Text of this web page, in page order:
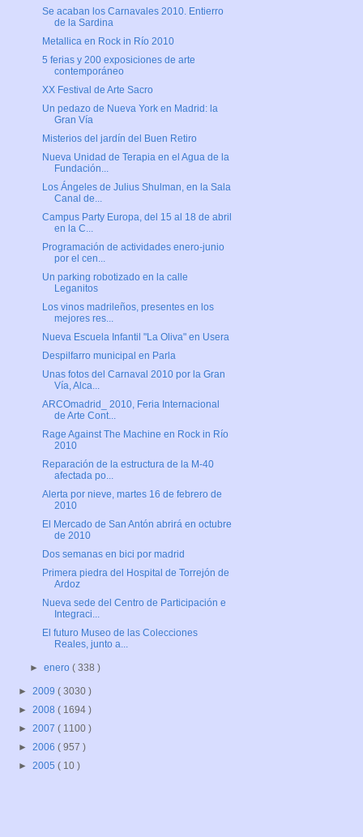
Se acaban los Carnavales 2010. Entierro
de la Sardina
Metallica en Rock in Río 2010
5 ferias y 200 exposiciones de arte
contemporáneo
XX Festival de Arte Sacro
Un pedazo de Nueva York en Madrid: la
Gran Vía
Misterios del jardín del Buen Retiro
Nueva Unidad de Terapia en el Agua de la
Fundación...
Los Ángeles de Julius Shulman, en la Sala
Canal de...
Campus Party Europa, del 15 al 18 de abril
en la C...
Programación de actividades enero-junio
por el cen...
Un parking robotizado en la calle
Leganitos
Los vinos madrileños, presentes en los
mejores res...
Nueva Escuela Infantil "La Oliva" en Usera
Despilfarro municipal en Parla
Unas fotos del Carnaval 2010 por la Gran
Vía, Alca...
ARCOmadrid_ 2010, Feria Internacional
de Arte Cont...
Rage Against The Machine en Rock in Río
2010
Reparación de la estructura de la M-40
afectada po...
Alerta por nieve, martes 16 de febrero de
2010
El Mercado de San Antón abrirá en octubre
de 2010
Dos semanas en bici por madrid
Primera piedra del Hospital de Torrejón de
Ardoz
Nueva sede del Centro de Participación e
Integraci...
El futuro Museo de las Colecciones
Reales, junto a...
►enero( 338 )
► 2009 ( 3030 )
► 2008 ( 1694 )
► 2007 ( 1100 )
► 2006 ( 957 )
► 2005 ( 10 )